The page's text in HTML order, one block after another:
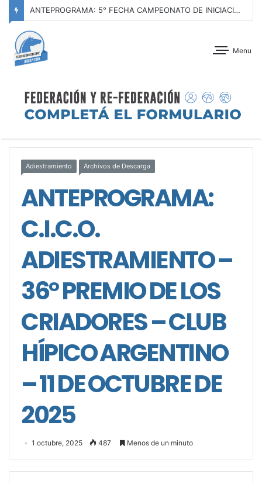
ANTEPROGRAMA: 5° FECHA CAMPEONATO DE INICIACIÓN A LA ACTIVIDAD ECUESTRE ZONA METROPOLITANA SUR – CLUB HÍPICO LA PLATA – 23 DE AGOSTO 2026
Menu
Adiestramiento Archivos de Descarga
ANTEPROGRAMA:
C.I.C.O.
ADIESTRAMIENTO –
36° PREMIO DE LOS
CRIADORES – CLUB
HÍPICO ARGENTINO
– 11 DE OCTUBRE DE
2025
1 octubre, 2025 487 Menos de un minuto